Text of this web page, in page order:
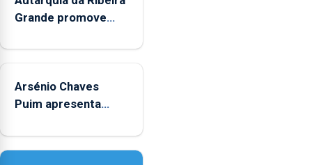
Grande promove
no Verão"
Arsénio Chaves
Puim apresenta
de Vila do Porto